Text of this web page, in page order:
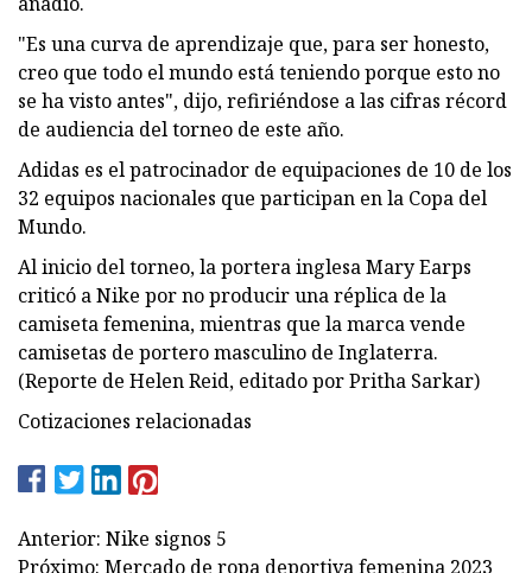
"Es una curva de aprendizaje que, para ser honesto,
creo que todo el mundo está teniendo porque esto no
se ha visto antes", dijo, refiriéndose a las cifras récord
de audiencia del torneo de este año.
Adidas es el patrocinador de equipaciones de 10 de los
32 equipos nacionales que participan en la Copa del
Mundo.
Al inicio del torneo, la portera inglesa Mary Earps
criticó a Nike por no producir una réplica de la
camiseta femenina, mientras que la marca vende
camisetas de portero masculino de Inglaterra.
(Reporte de Helen Reid, editado por Pritha Sarkar)
Cotizaciones relacionadas
Anterior: Nike signos 5
Próximo: Mercado de ropa deportiva femenina 2023